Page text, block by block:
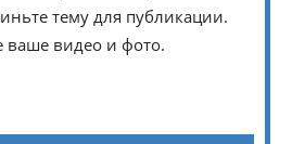
тему для публикации.
ваше видео и фото.